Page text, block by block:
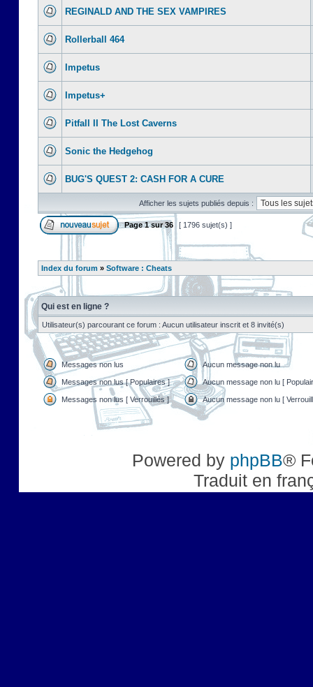
REGINALD AND THE SEX VAMPIRES
Rollerball 464
Impetus
Impetus+
Pitfall II The Lost Caverns
Sonic the Hedgehog
BUG'S QUEST 2: CASH FOR A CURE
Afficher les sujets publiés depuis :
Page1sur36 [ 1796 sujet(s) ]
Index du forum » Software : Cheats
Qui est en ligne ?
Utilisateur(s) parcourant ce forum : Aucun utilisateur inscrit et 8 invité(s)
Messages non lus Aucun message non lu
Messages non lus [ Populaires ] Aucun message non lu [
Messages non lus [ Verrouillés ] Aucun message non lu [
Powered by phpBB®
Traduit en